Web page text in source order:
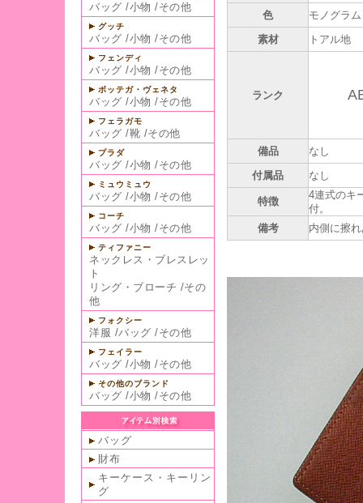
バッグ /小物 /その他
グッチ
バッグ /小物 /その他
フェンディ
バッグ /小物 /その他
ボッテガ・ヴェネタ
バッグ /小物 /その他
フェラガモ
バッグ /靴 /その他
プラダ
バッグ /小物 /その他
ミュウミュウ
バッグ /小物 /その他
コーチ
バッグ /小物 /その他
ティファニー
ネックレス・ブレスレッ
ト
リング・ブローチ /その
他
フォクシー
洋服 /バッグ /その他
フェイラー
バッグ /小物 /その他
その他のブランド
バッグ /小物 /その他
バッグ
財布
キーケース・キーリン
グ
色
モノグラム
素材
トアル地
ランク
備品
なし
付属品
なし
特徴
4連式のキ
付。
備考
内側に擦